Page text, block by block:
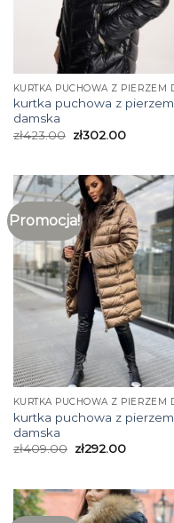
kurtka puchowa z pierzem
damska
zł423.00 zł302.00
Promocja!
kurtka puchowa z pierzem
damska
zł409.00 zł292.00